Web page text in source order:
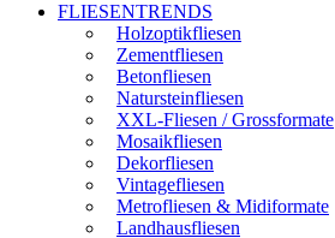
FLIESENTRENDS
Holzoptikfliesen
Zementfliesen
Betonfliesen
Natursteinfliesen
XXL-Fliesen / Grossformate
Mosaikfliesen
Dekorfliesen
Vintagefliesen
Metrofliesen & Midiformate
Landhausfliesen